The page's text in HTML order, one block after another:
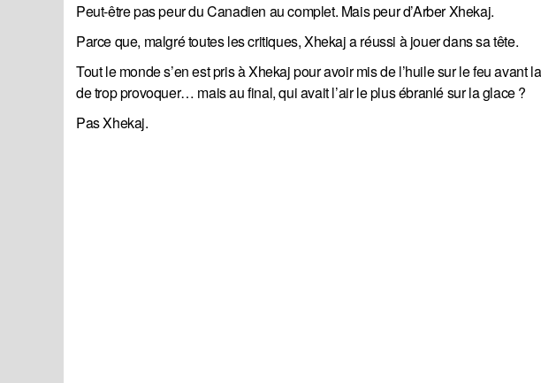
Peut-être pas peur du Canadien au complet. Mais peur d’Arber Xhekaj.
Parce que, malgré toutes les critiques, Xhekaj a réussi à jouer dans sa tête.
Tout le monde s’en est pris à Xhekaj pour avoir mis de l’huile sur le feu avant
de trop provoquer… mais au final, qui avait l’air le plus ébranlé sur la glace ?
Pas Xhekaj.